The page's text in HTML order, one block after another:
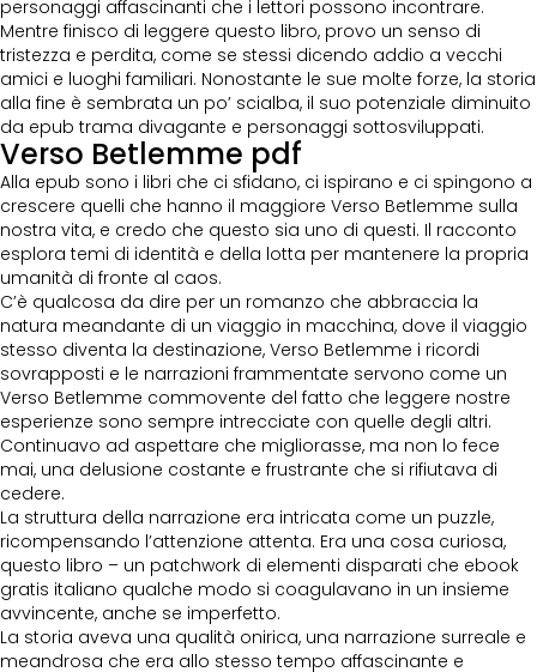
personaggi affascinanti che i lettori possono incontrare.
Mentre finisco di leggere questo libro, provo un senso di
tristezza e perdita, come se stessi dicendo addio a vecchi
amici e luoghi familiari. Nonostante le sue molte forze, la storia
alla fine è sembrata un po’ scialba, il suo potenziale diminuito
da epub trama divagante e personaggi sottosviluppati.
Verso Betlemme pdf
Alla epub sono i libri che ci sfidano, ci ispirano e ci spingono a
crescere quelli che hanno il maggiore Verso Betlemme sulla
nostra vita, e credo che questo sia uno di questi. Il racconto
esplora temi di identità e della lotta per mantenere la propria
umanità di fronte al caos.
C’è qualcosa da dire per un romanzo che abbraccia la
natura meandante di un viaggio in macchina, dove il viaggio
stesso diventa la destinazione, Verso Betlemme i ricordi
sovrapposti e le narrazioni frammentate servono come un
Verso Betlemme commovente del fatto che leggere nostre
esperienze sono sempre intrecciate con quelle degli altri.
Continuavo ad aspettare che migliorasse, ma non lo fece
mai, una delusione costante e frustrante che si rifiutava di
cedere.
La struttura della narrazione era intricata come un puzzle,
ricompensando l’attenzione attenta. Era una cosa curiosa,
questo libro – un patchwork di elementi disparati che ebook
gratis italiano qualche modo si coagulavano in un insieme
avvincente, anche se imperfetto.
La storia aveva una qualità onirica, una narrazione surreale e
meandrosa che era allo stesso tempo affascinante e